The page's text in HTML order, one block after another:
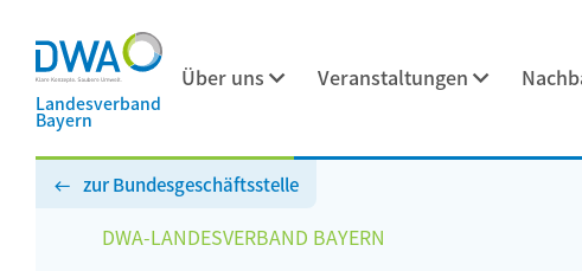
Landesverband
Bayern
Über uns Veranstaltungen
zur Bundesgeschäftsstelle
DWA-LANDESVERBAND BAYERN